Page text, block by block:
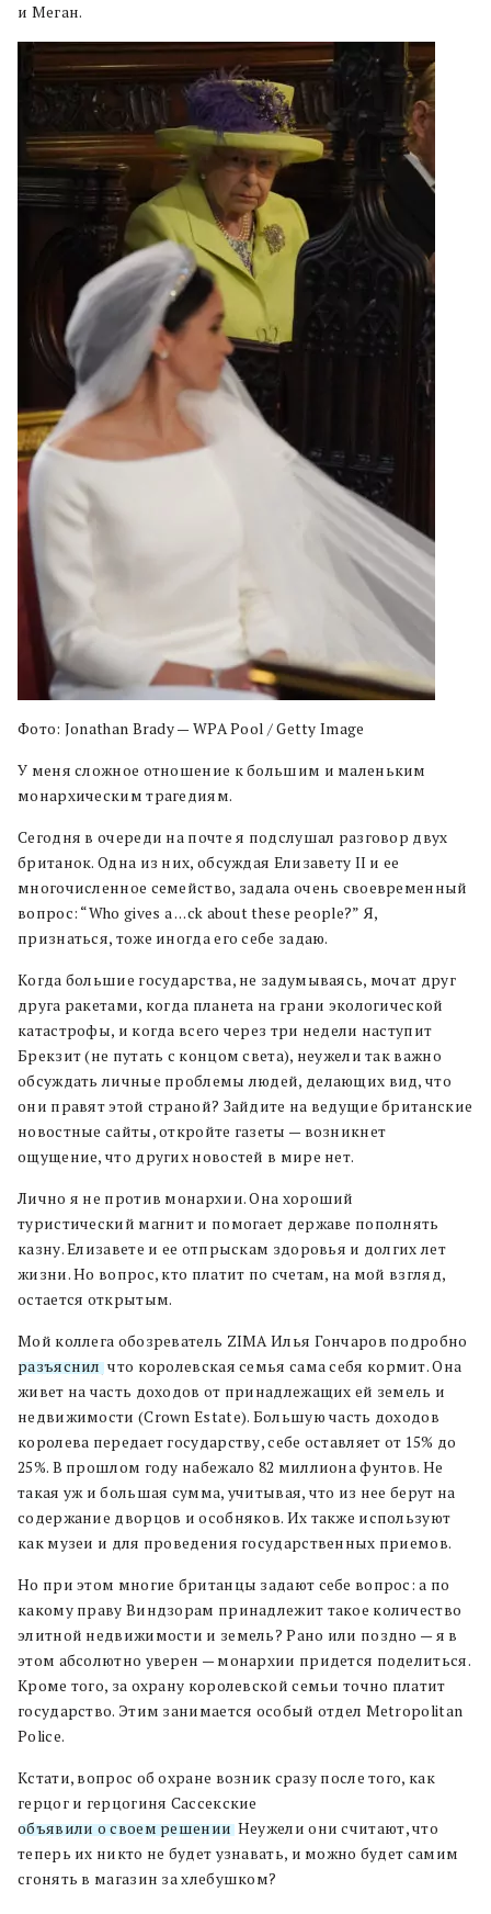
и Меган.
Фото: Jonathan Brady — WPA Pool / Getty Image
У меня сложное отношение к большим и маленьким
монархическим трагедиям.
Сегодня в очереди на почте я подслушал разговор двух
британок. Одна из них, обсуждая Елизавету II и ее
многочисленное семейство, задала очень своевременный
вопрос: “Who gives a …ck about these people?” Я,
признаться, тоже иногда его себе задаю.
Когда большие государства, не задумываясь, мочат друг
друга ракетами, когда планета на грани экологической
катастрофы, и когда всего через три недели наступит
Брекзит (не путать с концом света), неужели так важно
обсуждать личные проблемы людей, делающих вид, что
они правят этой страной? Зайдите на ведущие британские
новостные сайты, откройте газеты — возникнет
ощущение, что других новостей в мире нет.
Лично я не против монархии. Она хороший
туристический магнит и помогает державе пополнять
казну. Елизавете и ее отпрыскам здоровья и долгих лет
жизни. Но вопрос, кто платит по счетам, на мой взгляд,
остается открытым.
Мой коллега обозреватель ZIMA Илья Гончаров подробно
разъяснил, что королевская семья сама себя кормит. Она
живет на часть доходов от принадлежащих ей земель и
недвижимости (Crown Estate). Большую часть доходов
королева передает государству, себе оставляет от 15% до
25%. В прошлом году набежало 82 миллиона фунтов. Не
такая уж и большая сумма, учитывая, что из нее берут на
содержание дворцов и особняков. Их также используют
как музеи и для проведения государственных приемов.
Но при этом многие британцы задают себе вопрос: а по
какому праву Виндзорам принадлежит такое количество
элитной недвижимости и земель? Рано или поздно — я в
этом абсолютно уверен — монархии придется поделиться.
Кроме того, за охрану королевской семьи точно платит
государство. Этим занимается особый отдел Metropolitan
Police.
Кстати, вопрос об охране возник сразу после того, как
герцог и герцогиня Сассекские
объявили о своем решении. Неужели они считают, что
теперь их никто не будет узнавать, и можно будет самим
сгонять в магазин за хлебушком?